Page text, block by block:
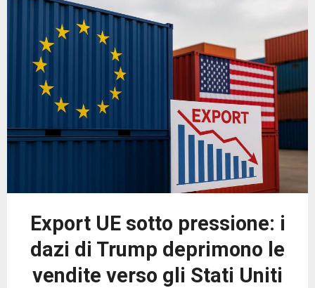
Export UE sotto pressione: i
dazi di Trump deprimono le
vendite verso gli Stati Uniti